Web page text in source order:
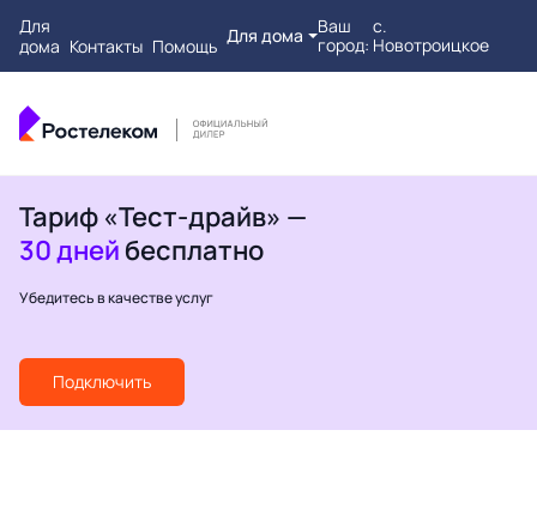
Для
дома Контакты Помощь Для дома
Ваш
город:
с.
Новотроицкое
Тариф «Тест-драйв» —
30 дней бесплатно
Убедитесь в качестве услуг
Подключить